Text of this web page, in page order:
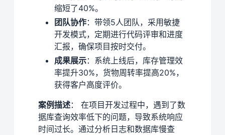
缩短了40%。
团队协作：带领5人团队，采用敏捷
开发模式，定期进行代码评审和进度
汇报，确保项目按时交付。
成果展示：系统上线后，库存管理效
率提升30%，货物周转率提高20%，
获得客户高度评价。
案例描述： 在项目开发过程中，遇到了数
据库查询效率低下的问题，导致系统响应
时间过长。通过分析日志和数据库慢查